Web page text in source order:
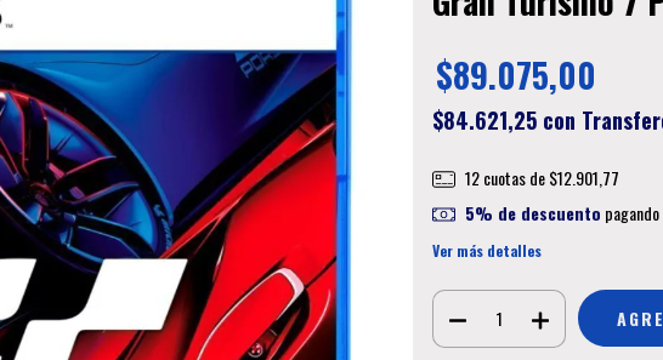
$89.075,00
$84.621,25 con
12 cuotas de$12.901,77
5% de descuento
Ver más detalles